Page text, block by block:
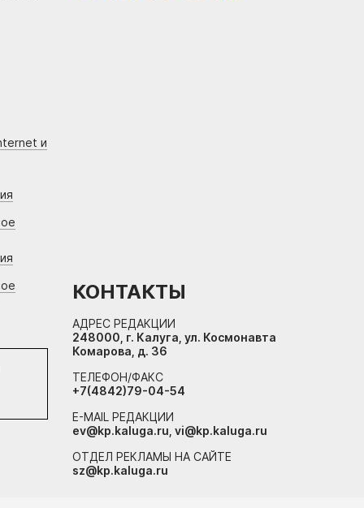
и
КОНТАКТЫ
АДРЕС РЕДАКЦИИ
248000, г. Калуга, ул. Космонавта
Комарова, д. 36
ТЕЛЕФОН/ФАКС
+7(4842)79-04-54
E-MAIL РЕДАКЦИИ
ev@kp.kaluga.ru, vi@kp.kaluga.ru
ОТДЕЛ РЕКЛАМЫ НА САЙТЕ
sz@kp.kaluga.ru